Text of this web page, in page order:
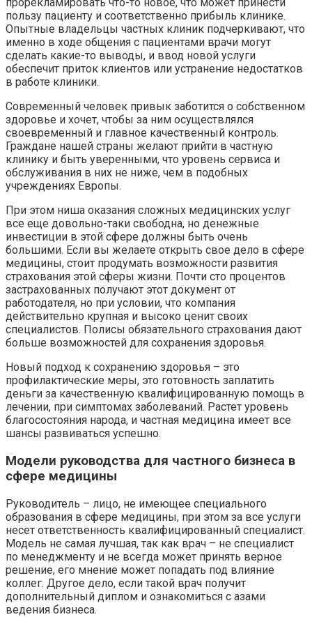
пользу пациенту и соответственно прибыль клинике.
Опытные владельцы частных клиник подчеркивают, что
именно в ходе общения с пациентами врачи могут
сделать какие-то выводы, и ввод новой услуги
обеспечит приток клиентов или устранение недостатков
в работе клиники.
Современный человек привык заботится о собственном
здоровье и хочет, чтобы за ним осуществлялся
своевременный и главное качественный контроль.
Граждане нашей страны желают прийти в частную
клинику и быть уверенными, что уровень сервиса и
обслуживания в них не ниже, чем в подобных
учреждениях Европы.
При этом ниша оказания сложных медицинских услуг
все еще довольно-таки свободна, но денежные
инвестиции в этой сфере должны быть очень
большими. Если вы желаете открыть свое дело в сфере
медицины, стоит продумать возможности развития
страхования этой сферы жизни. Почти сто процентов
застрахованных получают этот документ от
работодателя, но при условии, что компания
действительно крупная и высоко ценит своих
специалистов. Полисы обязательного страхования дают
больше возможностей для сохранения здоровья.
Новый подход к сохранению здоровья – это
профилактические меры, это готовность заплатить
деньги за качественную квалифицированную помощь в
лечении, при симптомах заболеваний. Растет уровень
благосостояния народа, и частная медицина имеет все
шансы развиваться успешно.
Модели руководства для частного бизнеса в
сфере медицины
Руководитель – лицо, не имеющее специального
образования в сфере медицины, при этом за все услуги
несет ответственность квалифицированный специалист.
Модель не самая лучшая, так как врач – не специалист
по менеджменту и не всегда может принять верное
решение, его мнение может попадать под влияние
коллег. Другое дело, если такой врач получит
дополнительный диплом и ознакомиться с азами
ведения бизнеса.